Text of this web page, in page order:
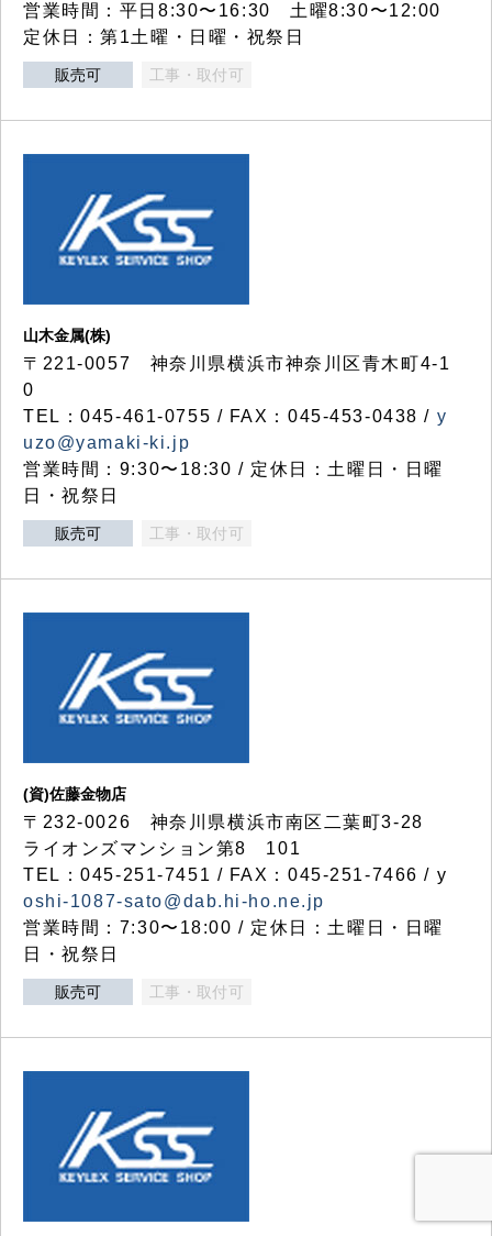
営業時間：平日8:30〜16:30 土曜8:30〜12:00
定休日：第1土曜・日曜・祝祭日
販売可 工事・取付可
山木金属(株)
〒221-0057 神奈川県横浜市神奈川区青木町4-1
0
TEL：045-461-0755 / FAX：045-453-0438 / y
uzo@yamaki-ki.jp
営業時間：9:30〜18:30 / 定休日：土曜日・日曜
日・祝祭日
販売可 工事・取付可
(資)佐藤金物店
〒232-0026 神奈川県横浜市南区二葉町3-28
ライオンズマンション第8 101
TEL：045-251-7451 / FAX：045-251-7466 / y
oshi-1087-sato@dab.hi-ho.ne.jp
営業時間：7:30〜18:00 / 定休日：土曜日・日曜
日・祝祭日
販売可 工事・取付可